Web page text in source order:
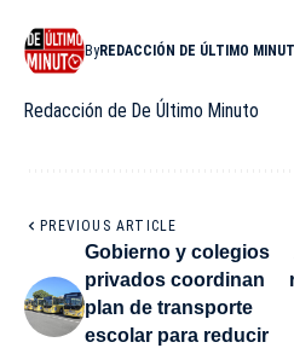
ByREDACCIÓN DE ÚLTIMO
Redacción de De Último Minuto
PREVIOUS ARTICLE
Gobierno y colegios
privados coordinan
plan de transporte
escolar para reducir